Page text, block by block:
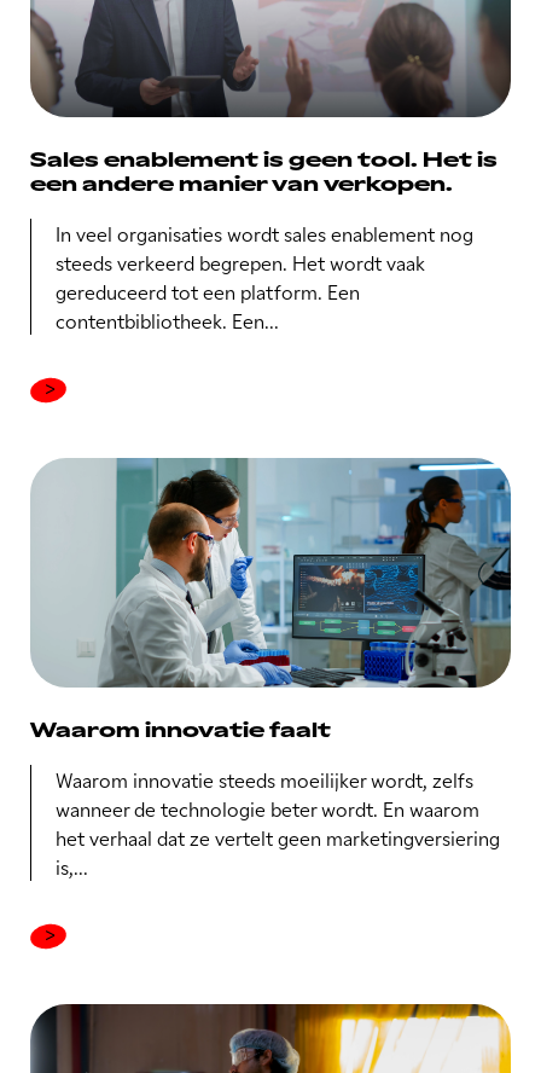
Sales enablement is geen tool. Het is
een andere manier van verkopen.
In veel organisaties wordt sales enablement nog
steeds verkeerd begrepen. Het wordt vaak
gereduceerd tot een platform. Een
contentbibliotheek. Een...
Waarom innovatie faalt
Waarom innovatie steeds moeilijker wordt, zelfs
wanneer de technologie beter wordt. En waarom
het verhaal dat ze vertelt geen marketingversiering
is,...